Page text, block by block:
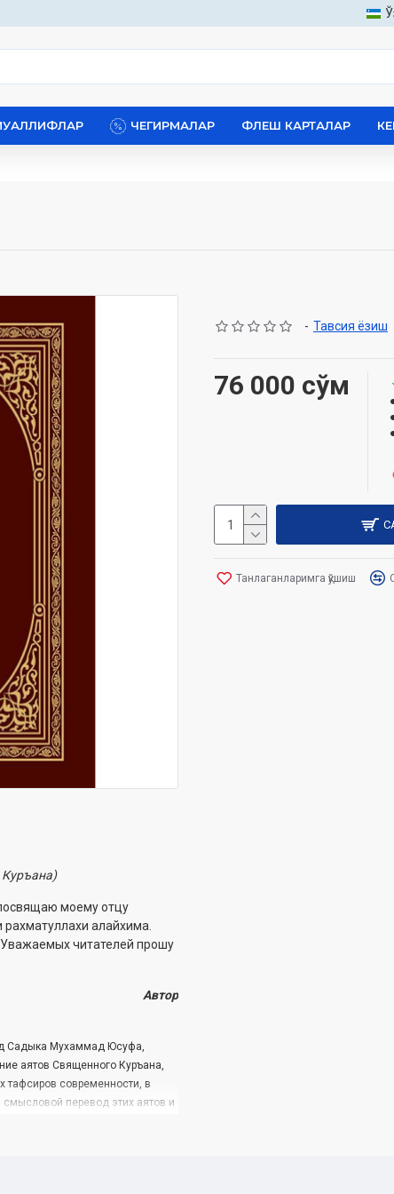
ЧЕГИРМАЛАР ФЛЕШ КАРТАЛАР
моему отцу
алайхима.
Уважаемых читателей прошу
Автор
­Садыка Мухаммад Юсуфа,
аятов Священного Куръана,
тафсиров современности, в
­перевод этих аятов и
широкого круга читателей
- Тавсия ёзиш
76 000 сўм
Танлаганларимга қўшиш